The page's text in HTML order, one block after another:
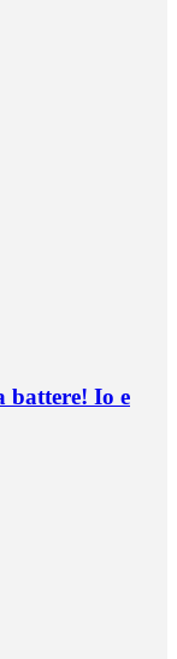
battere! Io e